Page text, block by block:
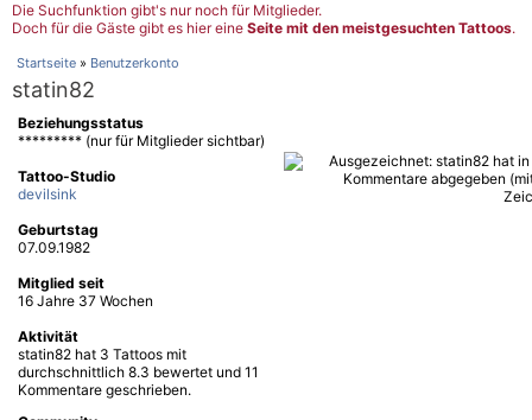
Die Suchfunktion gibt's nur noch für Mitglieder.
Doch für die Gäste gibt es hier eine Seite mit den meistgesuchten Tattoos.
Startseite » Benutzerkonto
statin82
Beziehungsstatus
********* (nur für Mitglieder sichtbar)
Tattoo-Studio
devilsink
Geburtstag
07.09.1982
Mitglied seit
16 Jahre 37 Wochen
Aktivität
statin82 hat 3 Tattoos mit
durchschnittlich 8.3 bewertet und 11
Kommentare geschrieben.